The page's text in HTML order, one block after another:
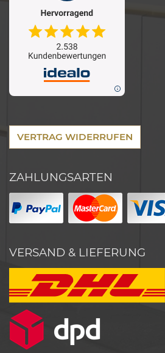
VERTRAG WIDERRUFEN
ZAHLUNGSARTEN
VERSAND & LIEFERUNG